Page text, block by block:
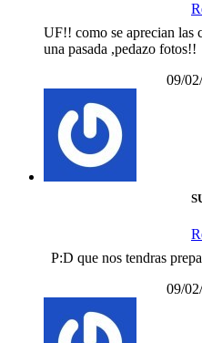
UF!! como se aprecian las
una pasada ,pedazo fotos!!
09/
P:D que nos tendras
09/